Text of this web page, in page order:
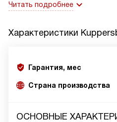
Читать подробнее
Характеристики
Гарантия, мес
Страна производства
ОСНОВНЫЕ